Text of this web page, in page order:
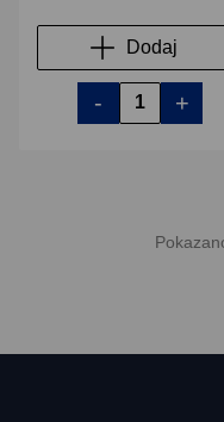
Dodaj
- +